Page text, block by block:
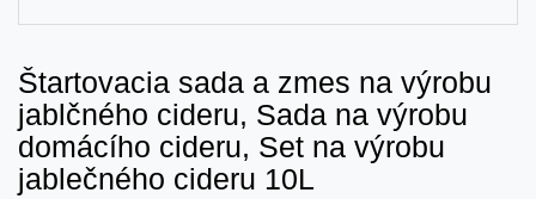
Štartovacia sada a zmes na výrobu
jablčného cideru, Sada na výrobu
domácího cideru, Set na výrobu
jablečného cideru 10L